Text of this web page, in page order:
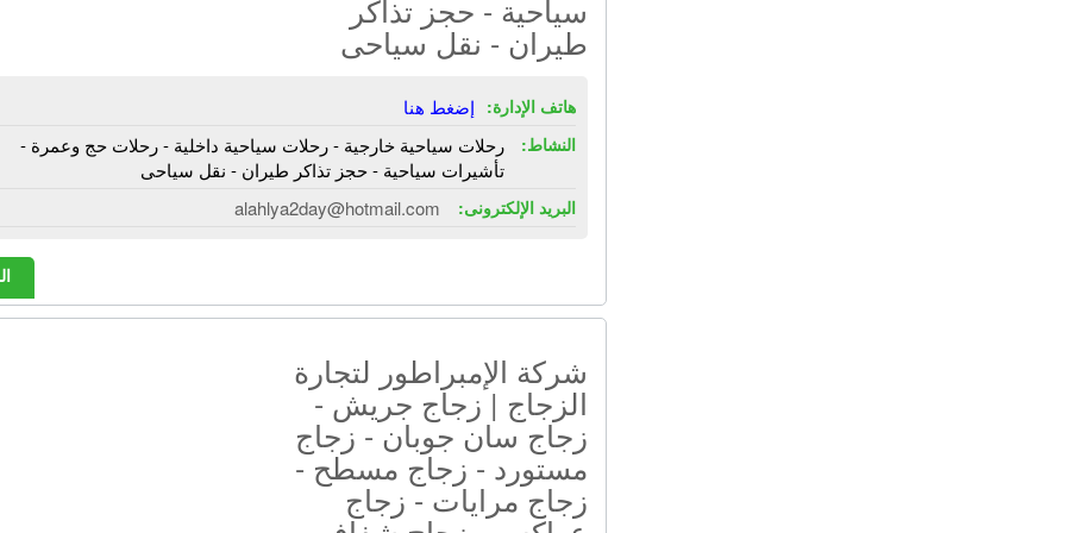
سياحية - حجز تذاكر
طيران - نقل سياحى
هاتف الإدارة: إضغط هنا
النشاط:
رحلات سياحية خارجية - رحلات سياحية داخلية - رحلات حج وعمرة -
تأشيرات سياحية - حجز تذاكر طيران - نقل سياحى
البريد الإلكترونى: alahlya2day@hotmail.com
شركة الإمبراطور لتجارة
الزجاج | زجاج جريش -
زجاج سان جوبان - زجاج
مستورد - زجاج مسطح -
زجاج مرايات - زجاج